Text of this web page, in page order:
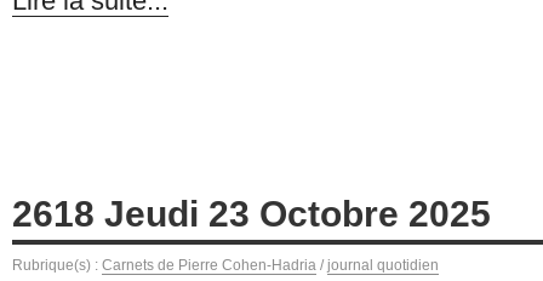
2618 Jeudi 23 Octobre 2025
Rubrique(s) : Carnets de Pierre Cohen-Hadria / journal quotidien